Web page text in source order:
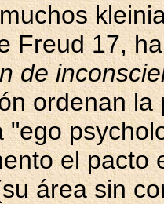
Freud 17,
de
ordenan
"ego
el pacto
área sin